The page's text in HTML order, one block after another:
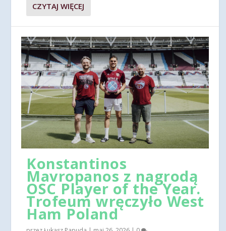
CZYTAJ WIĘCEJ
Konstantinos
Mavropanos z nagrodą
OSC Player of the Year.
Trofeum wręczyło West
Ham Poland